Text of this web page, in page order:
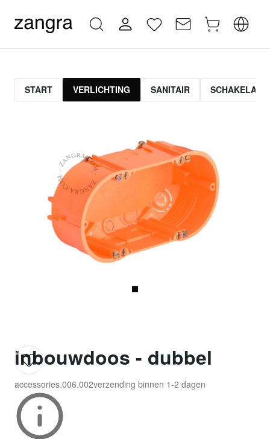
START VERLICHTING SANITAIR
inbouwdoos - dubbel
accessories.006.002verzending binnen 1-2 dagen